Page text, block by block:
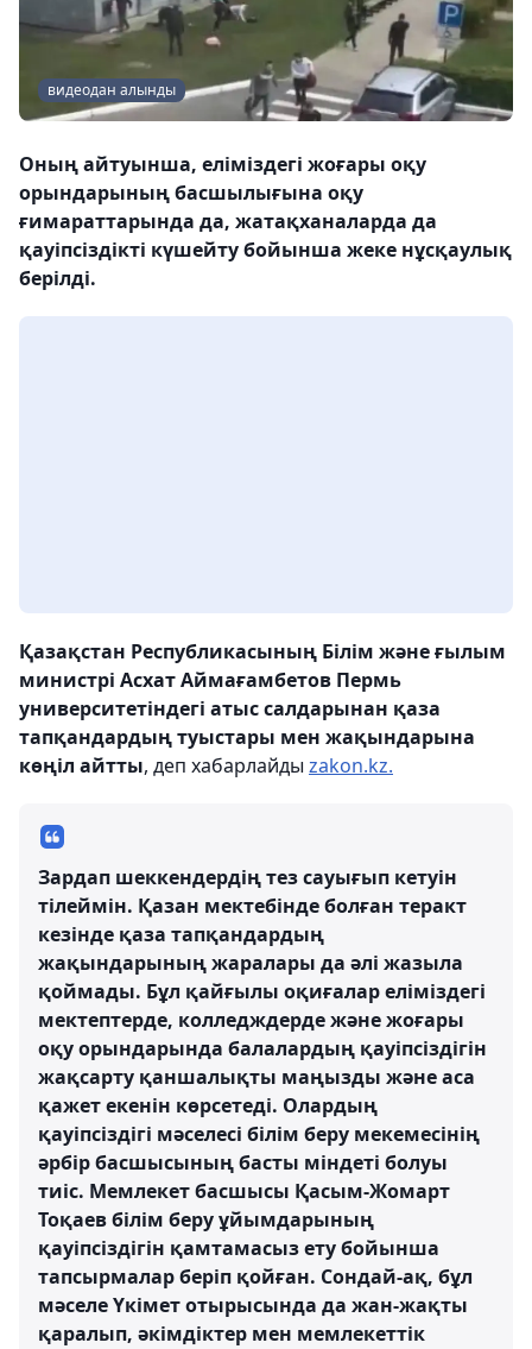
видеодан алынды
Оның айтуынша, еліміздегі жоғары оқу
орындарының басшылығына оқу
ғимараттарында да, жатақханаларда да
қауіпсіздікті күшейту бойынша жеке нұсқаулық
берілді.
Қазақстан Республикасының Білім және ғылым
министрі Асхат Аймағамбетов Пермь
университетіндегі атыс салдарынан қаза
тапқандардың туыстары мен жақындарына
көңіл айтты, деп хабарлайды zakon.kz.
Зардап шеккендердің тез сауығып кетуін
тілеймін. Қазан мектебінде болған теракт
кезінде қаза тапқандардың
жақындарының жаралары да әлі жазыла
қоймады. Бұл қайғылы оқиғалар еліміздегі
мектептерде, колледждерде және жоғары
оқу орындарында балалардың қауіпсіздігін
жақсарту қаншалықты маңызды және аса
қажет екенін көрсетеді. Олардың
қауіпсіздігі мәселесі білім беру мекемесінің
әрбір басшысының басты міндеті болуы
тиіс. Мемлекет басшысы Қасым-Жомарт
Тоқаев білім беру ұйымдарының
қауіпсіздігін қамтамасыз ету бойынша
тапсырмалар беріп қойған. Сондай-ақ, бұл
мәселе Үкімет отырысында да жан-жақты
қаралып, әкімдіктер мен мемлекеттік